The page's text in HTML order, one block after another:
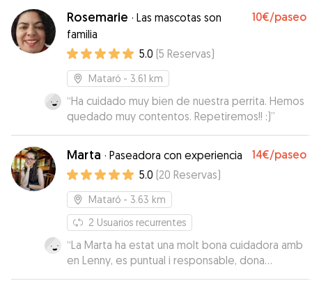
Rosemarie · Las mascotas son
familia
10€/paseo
5.0 (5 Reservas)
Mataró - 3.61 km
“Ha cuidado muy bien de nuestra perrita. Hemos
quedado muy contentos. Repetiremos!! :)”
Marta · Paseadora con experiencia 14€/paseo
5.0 (20 Reservas)
Mataró - 3.63 km
2 Usuarios recurrentes
“La Marta ha estat una molt bona cuidadora amb
en Lenny, es puntual i responsable, dona
confiança per deixar-la a càrrec de les